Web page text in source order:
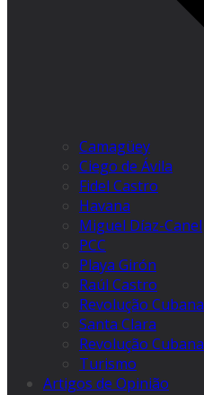
Camagüey
Ciego de Ávila
Fidel Castro
Havana
Miguel Díaz-Canel
PCC
Playa Girón
Raúl Castro
Revolução Cubana
Santa Clara
Revolução Cubana
Turismo
Artigos de Opinião